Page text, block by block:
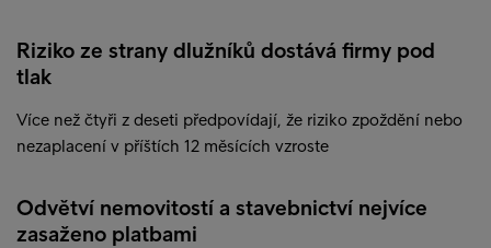
Riziko ze strany dlužníků dostává firmy pod
tlak
Více než čtyři z deseti předpovídají, že riziko zpoždění nebo
nezaplacení v příštích 12 měsících vzroste
Odvětví nemovitostí a stavebnictví nejvíce
zasaženo platbami